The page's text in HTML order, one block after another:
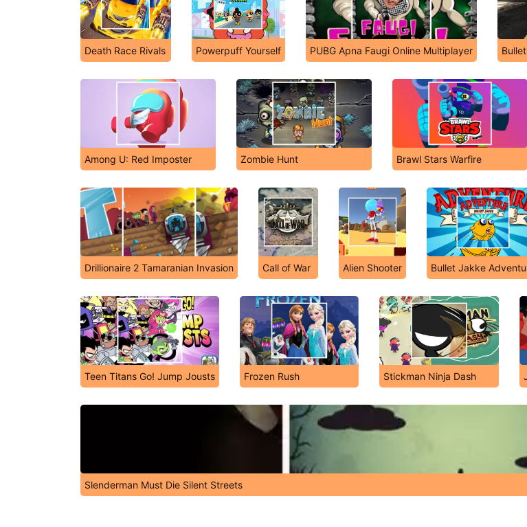
Death Race Rivals Powerpuff Yourself PUBG Apna Faugi Online Multiplayer
Among U: Red Imposter Zombie Hunt Brawl Stars Warfire
Drillionaire 2 Tamaranian Invasion Call of War Alien Shooter Bullet Jakke
Teen Titans Go! Jump Jousts Frozen Rush Stickman Ninja Dash
Slenderman Must Die Silent Streets